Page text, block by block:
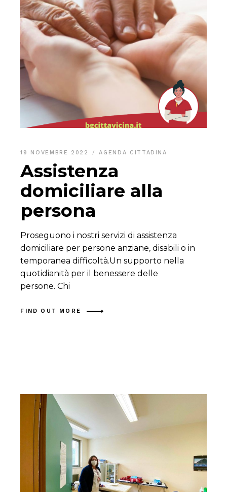
19 NOVEMBRE 2022 AGENDA CITTADINA
Assistenza
domiciliare alla
persona
Proseguono i nostri servizi di assistenza
domiciliare per persone anziane, disabili o in
temporanea difficoltà.Un supporto nella
quotidianità per il benessere delle
persone. Chi
FIND OUT MORE